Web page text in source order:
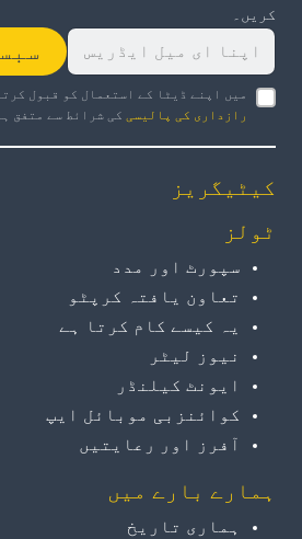
کریں۔
میں اپنے ڈیٹا کے استعمال کو قبول
رازداری کی پالیسی
کی شرائط سے متفق
کیٹیگریز
ٹولز
سپورٹ اور مدد
تعاون یافتہ کرپٹو
یہ کیسے کام کرتا ہے
نیوز لیٹر
ایونٹ کیلنڈر
کوائنزبی موبائل ایپ
آفرز اور رعایتیں
ہمارے بارے میں
ہماری تاریخ